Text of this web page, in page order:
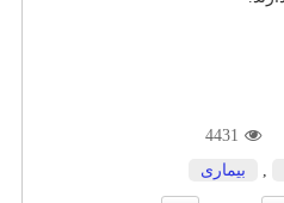
4431
بیماری